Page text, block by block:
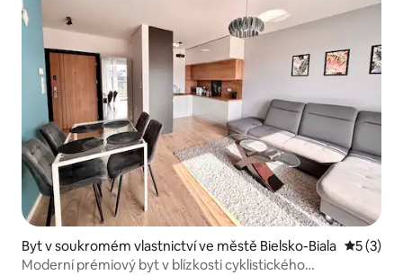
Byt v soukromém vlastnictví ve městě Bielsko-Biala
5 (3)
Moderní prémiový byt v blízkosti cyklistického